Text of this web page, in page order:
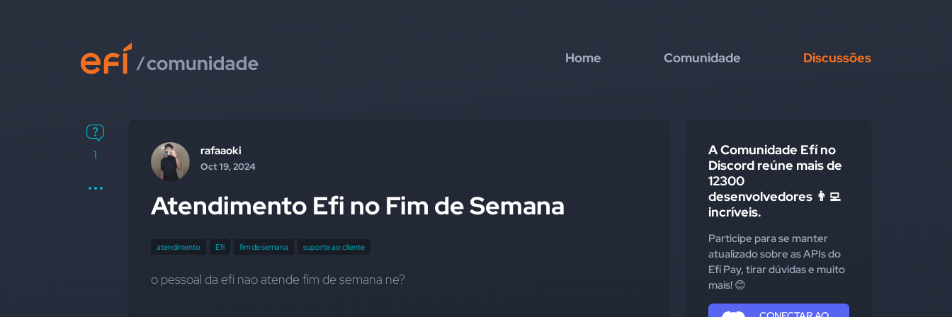
Home Comunidade Discussões
1 rafaaoki
Oct 19, 2024
Atendimento Efi no Fim de Semana
atendimento Efí fim de semana suporte ao cliente
o pessoal da efi nao atende fim de semana ne?
A Comunidade Efí no
Discord reúne mais de
12300
desenvolvedores 👨‍💻
incríveis.
Participe para se manter
atualizado sobre as APIs do
Efí Pay, tirar dúvidas e muito
mais! 😊